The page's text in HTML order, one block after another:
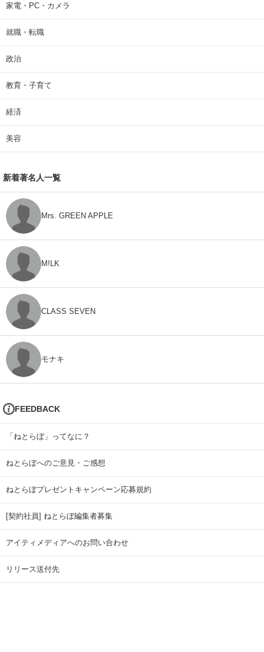
家電・PC・カメラ
就職・転職
政治
教育・子育て
経済
美容
新着著名人一覧
Mrs. GREEN APPLE
M!LK
CLASS SEVEN
モナキ
FEEDBACK
「ねとらぼ」ってなに？
ねとらぼへのご意見・ご感想
ねとらぼプレゼントキャンペーン応募規約
[契約社員] ねとらぼ編集者募集
アイティメディアへのお問い合わせ
リリース送付先